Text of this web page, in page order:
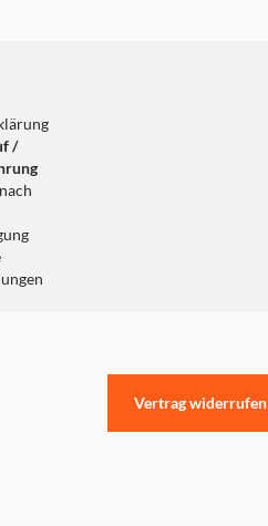
/
Vertrag widerrufen